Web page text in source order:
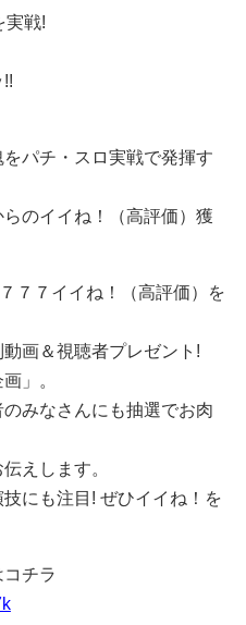
実戦!
パチ・スロ実戦で発揮す
のイイね！（高評価）獲
７７イイね！（高評価）を
画＆視聴者プレゼント!
」。
みなさんにも抽選でお肉
えします。
にも注目! ぜひイイね！を
チラ